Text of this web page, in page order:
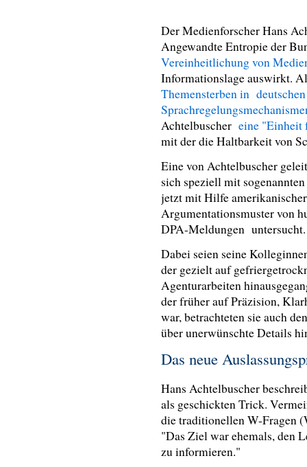
Der Medienforscher Hans
Angewandte Entropie der
Vereinheitlichung von
Informationslage auswirkt.
Themensterben in
Achtelbuscher eine "Einheit
mit der die Haltbarkeit von
Eine von Achtelbuscher
sich speziell mit
jetzt mit Hilfe
Argumentationsmuster von
DPA-Meldungen
Dabei seien seine
der gezielt auf
Agenturarbeiten
der früher auf Präzision,
war, betrachteten sie auch
über unerwünschte Details
Das neue
Hans Achtelbuscher
als geschickten Trick.
die traditionellen W-Fragen
"Das Ziel war ehemals, den
zu informieren."